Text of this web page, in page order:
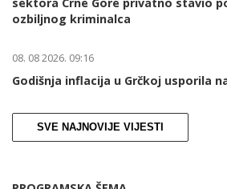
ozbiljnog kriminalca
08. 08 2026. 09:16
Godišnja inflacija u Grčkoj usporila
SVE NAJNOVIJE VIJESTI